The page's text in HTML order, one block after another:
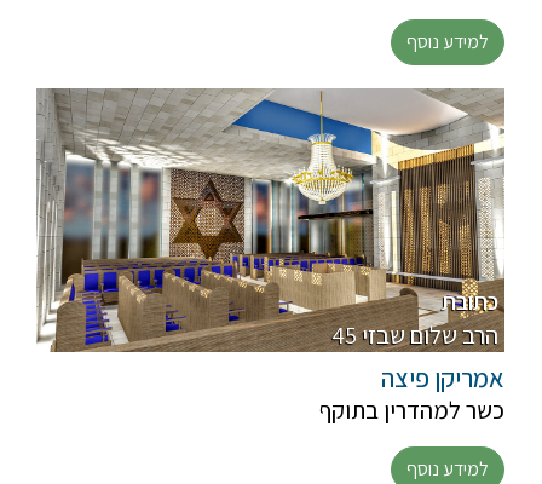
למידע נוסף
כתובת
45 הרב שלום שבזי
אמריקן פיצה
כשר למהדרין בתוקף
למידע נוסף